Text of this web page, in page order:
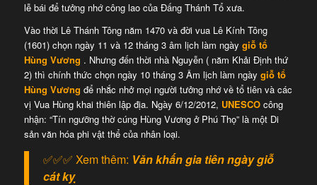
lễ bái để tưởng nhớ công lao của Đấng Thánh Tổ xưa.
Vào thời Lê Thánh Tông năm 1470 và đời vua Lê Kính Tông
(1601) chọn ngày 11 và 12 tháng 3 âm lịch làm ngày giỗ tổ
Hùng Vương . Nhưng đến thời nhà Nguyễn ( năm Khải Định thứ
2) thì chính thức chọn ngày 10 tháng 3 Âm lịch làm ngày giỗ tổ
Hùng Vương để nhắc nhở mọi người tưởng nhớ về tổ tiên và các
vị Vua Hùng khai thiên lập địa. Ngày 6/12/2012, UNESCOcông
nhận: “Tín ngưỡng thờ cúng Hùng Vương ở Phú Thọ” là một Di
sản văn hóa phi vật thể của nhân loại.
✅✅✅ Xem thêm: Văn khấn gia tiên ngày giỗ
cát kỵ